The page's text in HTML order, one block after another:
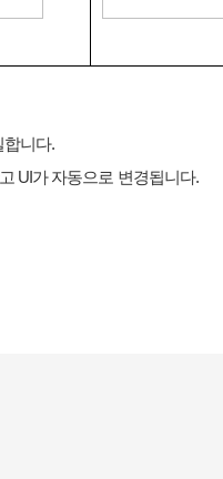
합니다.
UI 가 자동으로 변경됩니다.